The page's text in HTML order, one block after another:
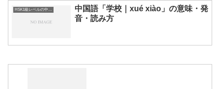
中国語「学校｜xué xiào」の意味・発
音・読み方